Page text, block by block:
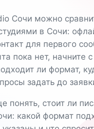
Сочи можно
в Сочи:
для первого
пока нет, начните
ли формат,
задать до
понять, стоит ли
какой формат